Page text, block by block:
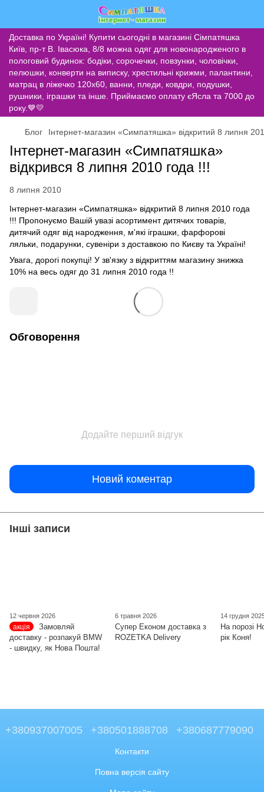
Доставка по Україні! Купити сьогодні в магазині Сімпатяшка
Київ, пр-т В. Івасюка, 8/8 можна одяг для новонародженого в
пологовий будинок: бодіки, сорочечки, повзунки, чоловічки,
пелюшки, конверти на виписку, хрестильні крижми, палантини,
матрац в ліжечко 120х60, ванни, пледи, ковдри, подушки,
рушники, іграшки та інше. Приймаємо оплату єЯсла та 7000 до
року.💙💛
Блог Інтернет-магазин «Симпатяшка» відкритий 8 липня
Інтернет-магазин «Симпатяшка»
відкрився 8 липня 2010 года !!!
8 липня 2010
Інтернет-магазин «Симпатяшка» відкритий 8 липня 2010 года
!!! Пропонуємо Вашій увазі асортимент дитячих товарів,
дитячий одяг від народження, м'які іграшки, фарфорові
ляльки, подарунки, сувеніри з доставкою по Києву та Україні!
Увага, дорогі покупці! У зв'язку з відкриттям магазину знижка
10% на весь одяг до 31 липня 2010 года !!
Обговорення
Додайте перший відгук
Новий коментар
Інші записи
12 червня 2026
акція
Замовляй
доставку - розпакуй BMW
- швидку, як Нова Пошта!
6 травня 2026
Супер Економ доставка з
ROZETKA Delivery
14 грудня
На порозі
рік Коня!
+380937007005 +380501888708 +380687779090
Контакти
Повна версія сайту